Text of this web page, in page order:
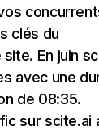
clés du
En juin
avec une
de 08:35.
sur scite.ai